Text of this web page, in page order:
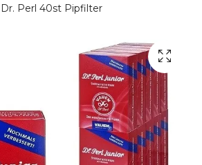
Dr. Perl 40st Pipfilter